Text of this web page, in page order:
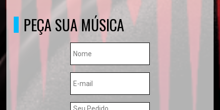
PEÇA SUA MÚSICA